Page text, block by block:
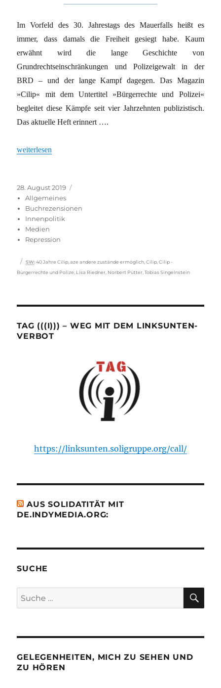
Im Vorfeld des 30. Jahrestags des Mauerfalls heißt es
immer, dass damals die Freiheit gesiegt habe. Kaum
erwähnt wird die lange Geschichte von
Grundrechtseinschränkungen und Polizeigewalt in der
BRD – und der lange Kampf dagegen. Das Magazin
»Cilip« mit dem Untertitel »Bürgerrechte und Polizei«
begleitet diese Kämpfe seit vier Jahrzehnten publizistisch.
Das aktuelle Heft erinnert ….
„Einsatz für Bürgerrechte“
weiterlesen
Veröffentlicht
am
28. August 2019
Allgemeines
Buchrezensionen
Innenpolitik
Medien
Repression
Schlagwörter
SW: 40 Jahre Cilip ,aze andere zustände ermöglich ,Cilip ,Cilip -
Bürgerrechte und Polize Lisa Riedner Norbert Pütter ,Tobias Singelnstein
TAG (((I))) – WEG MIT DEM LINKSUNTEN-
VERBOT
https://linksunten.soligruppe.org/call/
AUS SOLIDATITÄT MIT
DE.INDYMEDIA.ORG:
SUCHE
Suche
nach:
GELEGENHEITEN, MICH ZU SEHEN UND
ZU HÖREN